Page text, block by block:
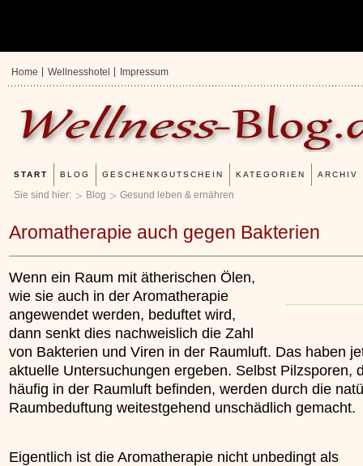
Sie sind hier: Blog Gesund leben & ernähren
Aromatherapie auch gegen Bakterien
Wenn ein Raum mit ätherischen Ölen,
wie sie auch in der Aromatherapie
angewendet werden, beduftet wird,
dann senkt dies nachweislich die Zahl
von Bakterien und Viren in der Raumluft. Das haben
aktuelle Untersuchungen ergeben. Selbst Pilzsporen,
häufig in der Raumluft befinden, werden durch die
Raumbeduftung weitestgehend unschädlich gemacht.
Eigentlich ist die Aromatherapie nicht unbedingt als
Erfahrungen mit
»»»
Home Wellnesshotel Impressum
START BLOG GESCHENKGUTSCHEIN KATEGORIEN ARCHIV